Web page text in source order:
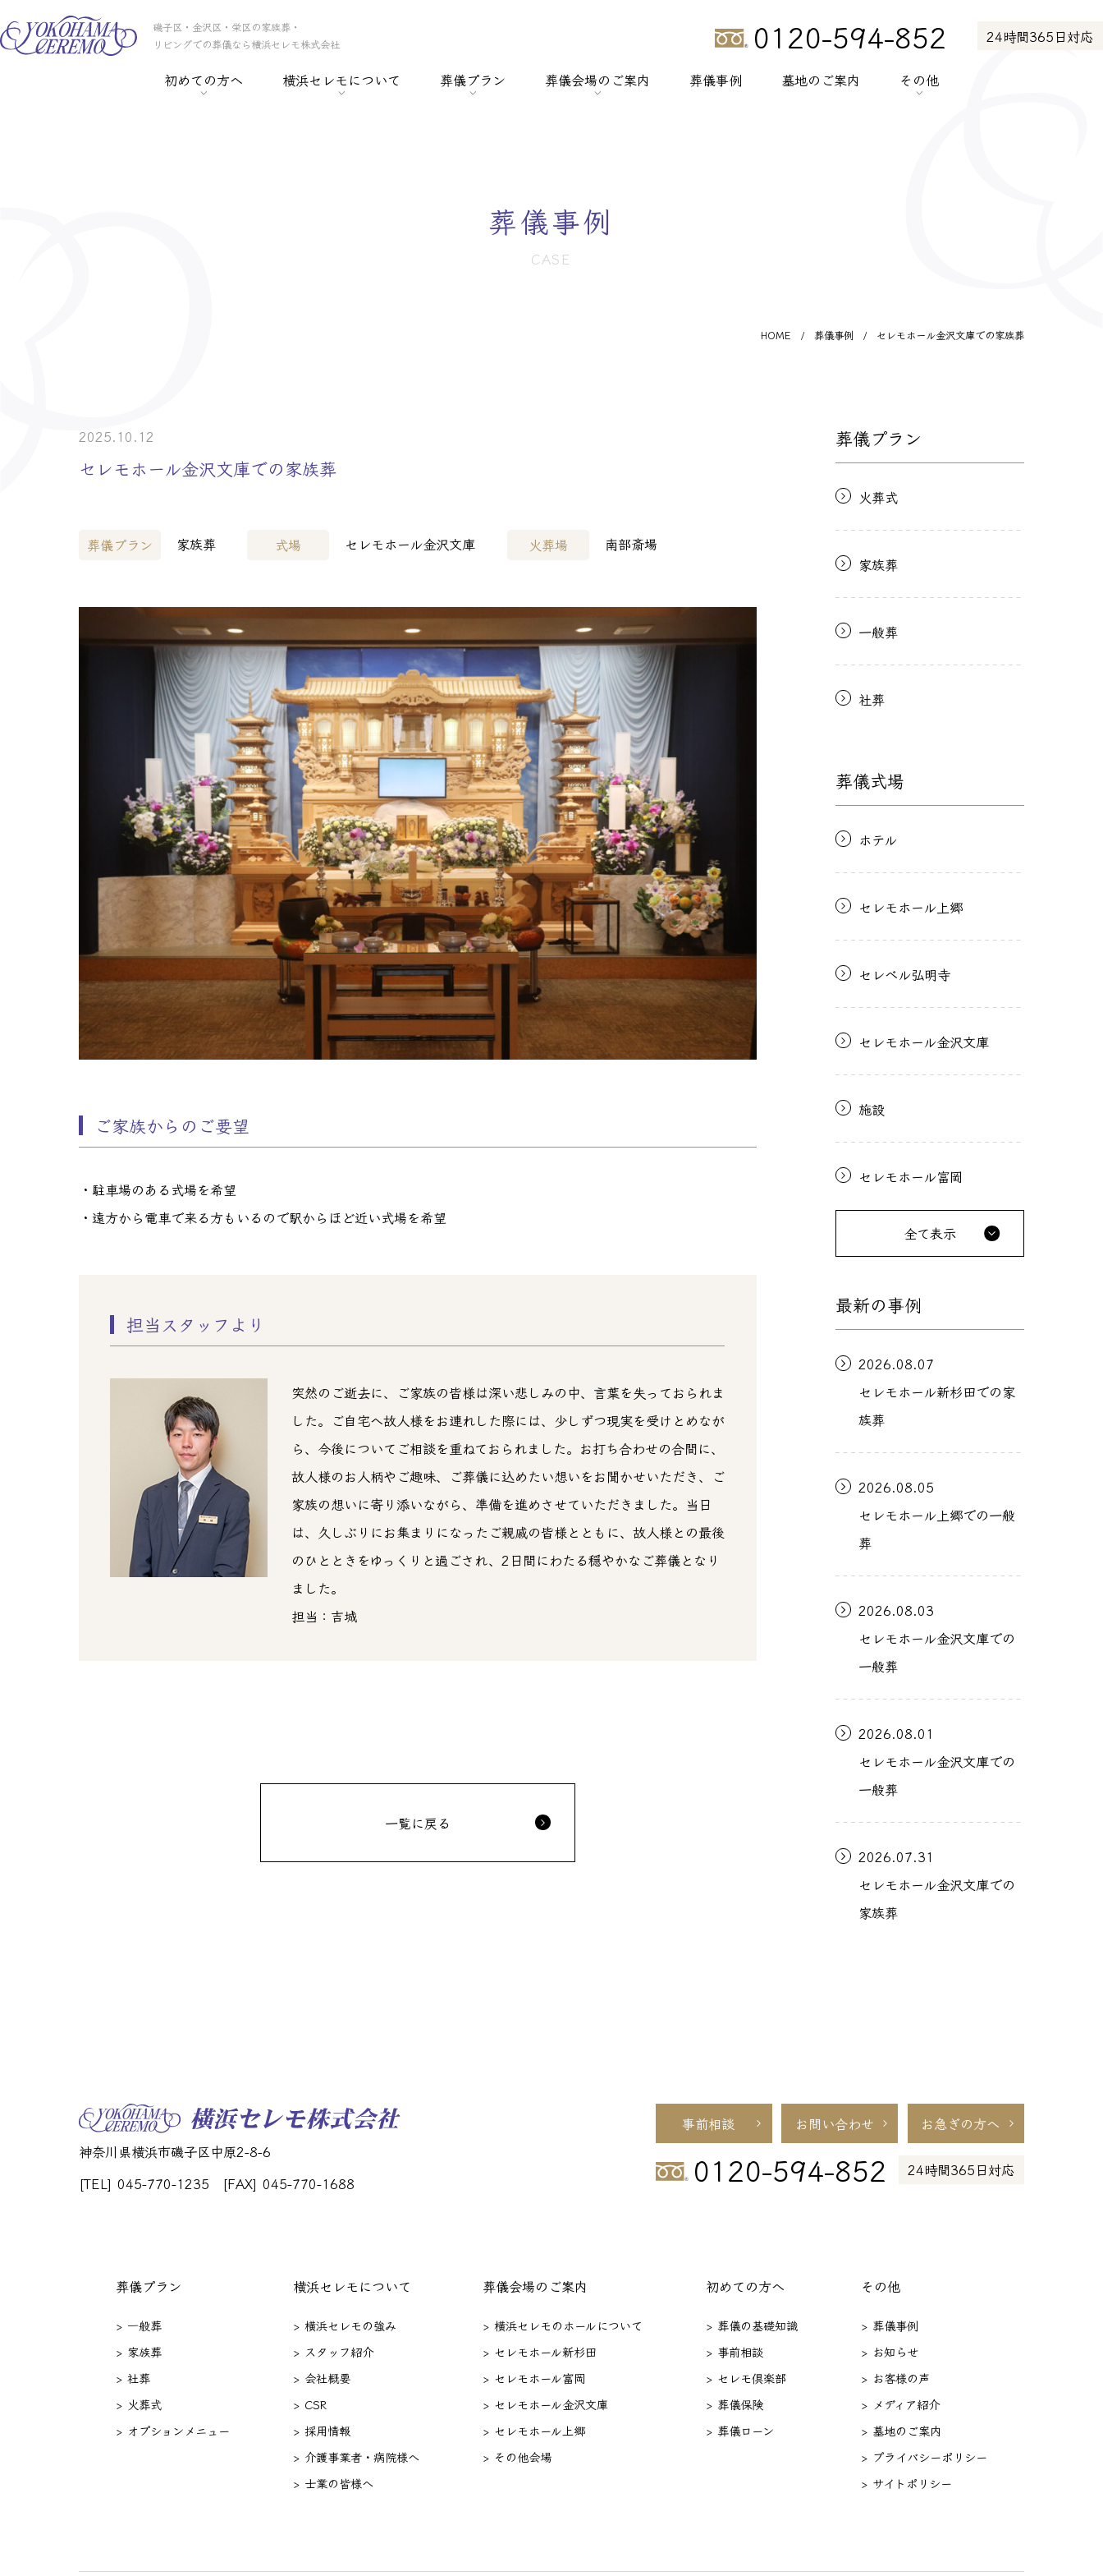
磯子区・金沢区・栄区の家族葬・
リビングでの葬儀なら横浜セレモ株式会社
0120-594-852 24時間365日対応
初めての方へ 横浜セレモについて 葬儀プラン 葬儀会場のご案内
> セレモホール富岡
葬儀事例 墓地のご案内 その他
> サイトポリシー
葬儀事例
CASE
HOME / 葬儀事例 / セレモホール金沢文庫での家族葬
2025.10.12
セレモホール金沢文庫での家族葬
葬儀プラン 家族葬 式場 セレモホール金沢文庫 火葬場 南部斎場
ご家族からのご要望
・駐車場のある式場を希望
・遠方から電車で来る方もいるので駅からほど近い式場を希望
担当スタッフより
突然のご逝去に、ご家族の皆様は深い悲しみの中、言葉を失っておられま
した。ご自宅へ故人様をお連れした際には、少しずつ現実を受けとめなが
ら、今後についてご相談を重ねておられました。お打ち合わせの合間に、
故人様のお人柄やご趣味、ご葬儀に込めたい想いをお聞かせいただき、ご
家族の想いに寄り添いながら、準備を進めさせていただきました。当日
は、久しぶりにお集まりになったご親戚の皆様とともに、故人様との最後
のひとときをゆっくりと過ごされ、2日間にわたる穏やかなご葬儀となり
ました。
担当：吉城
一覧に戻る
葬儀プラン
火葬式
家族葬
一般葬
社葬
葬儀式場
ホテル
セレモホール上郷
セレベル弘明寺
セレモホール金沢文庫
施設
セレモホール富岡
全て表示
最新の事例
2026.08.07
セレモホール新杉田での家
族葬
2026.08.05
セレモホール上郷での一般
葬
2026.08.03
セレモホール金沢文庫での
一般葬
2026.08.01
セレモホール金沢文庫での
一般葬
2026.07.31
セレモホール金沢文庫での
家族葬
神奈川県横浜市磯子区中原2-8-6
[TEL] 045-770-1235
[FAX] 045-770-1688
事前相談 お問い合わせ お急ぎの方へ
0120-594-852 24時間365日対応
葬儀プラン
> 一般葬
> 家族葬
> 社葬
> 火葬式
> オプションメニュー
横浜セレモについて
> 横浜セレモの強み
> スタッフ紹介
> 会社概要
> CSR
> 採用情報
> 介護事業者・病院様へ
> 士業の皆様へ
葬儀会場のご案内
> 横浜セレモのホールについて
> セレモホール新杉田
> セレモホール富岡
> セレモホール金沢文庫
> セレモホール上郷
> その他会場
初めての方へ
> 葬儀の基礎知識
> 事前相談
> セレモ倶楽部
> 葬儀保険
> 葬儀ローン
その他
> 葬儀事例
> お知らせ
> お客様の声
> メディア紹介
> 墓地のご案内
> プライバシーポリシー
> サイトポリシー